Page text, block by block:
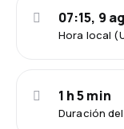
Hora local
07:15, 9
Duración
1 h 5 min